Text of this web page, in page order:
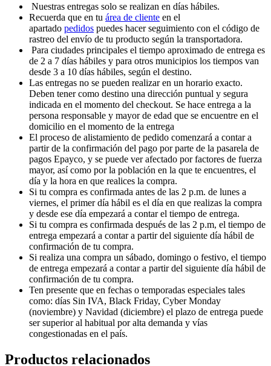
Nuestras entregas solo se realizan en días hábiles.
Recuerda que en tu área de cliente en el
apartado pedidos puedes hacer seguimiento con el código de
rastreo del envío de tu producto según la transportadora.
Para ciudades principales el tiempo aproximado de entrega es
de 2 a 7 días hábiles y para otros municipios los tiempos van
desde 3 a 10 días hábiles, según el destino.
Las entregas no se pueden realizar en un horario exacto.
Deben tener como destino una dirección puntual y segura
indicada en el momento del checkout. Se hace entrega a la
persona responsable y mayor de edad que se encuentre en el
domicilio en el momento de la entrega
El proceso de alistamiento de pedido comenzará a contar a
partir de la confirmación del pago por parte de la pasarela de
pagos Epayco, y se puede ver afectado por factores de fuerza
mayor, así como por la población en la que te encuentres, el
día y la hora en que realices la compra.
Si tu compra es confirmada antes de las 2 p.m. de lunes a
viernes, el primer día hábil es el día en que realizas la compra
y desde ese día empezará a contar el tiempo de entrega.
Si tu compra es confirmada después de las 2 p.m, el tiempo de
entrega empezará a contar a partir del siguiente día hábil de
confirmación de tu compra.
Si realiza una compra un sábado, domingo o festivo, el tiempo
de entrega empezará a contar a partir del siguiente día hábil de
confirmación de tu compra.
Ten presente que en fechas o temporadas especiales tales
como: días Sin IVA, Black Friday, Cyber Monday
(noviembre) y Navidad (diciembre) el plazo de entrega puede
ser superior al habitual por alta demanda y vías
congestionadas en el país.
Productos relacionados